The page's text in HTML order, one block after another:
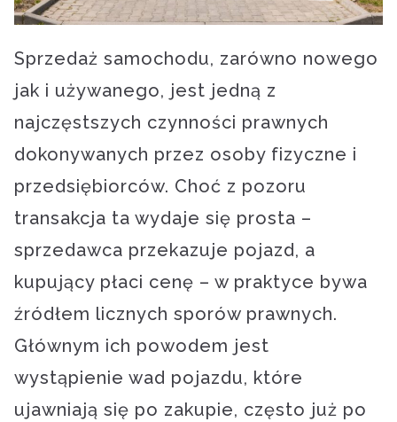
Sprzedaż samochodu, zarówno nowego
jak i używanego, jest jedną z
najczęstszych czynności prawnych
dokonywanych przez osoby fizyczne i
przedsiębiorców. Choć z pozoru
transakcja ta wydaje się prosta –
sprzedawca przekazuje pojazd, a
kupujący płaci cenę – w praktyce bywa
źródłem licznych sporów prawnych.
Głównym ich powodem jest
wystąpienie wad pojazdu, które
ujawniają się po zakupie, często już po